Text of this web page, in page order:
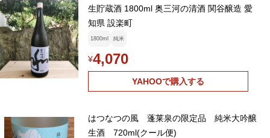
生貯蔵酒 1800ml 奥三河の清酒 関谷醸造 愛
知県 設楽町
1800ml 純米
¥4,070
YAHOOで購入する
はつなつの風 蓬莱泉の限定品 純米大吟醸
生酒 720ml(クール便)